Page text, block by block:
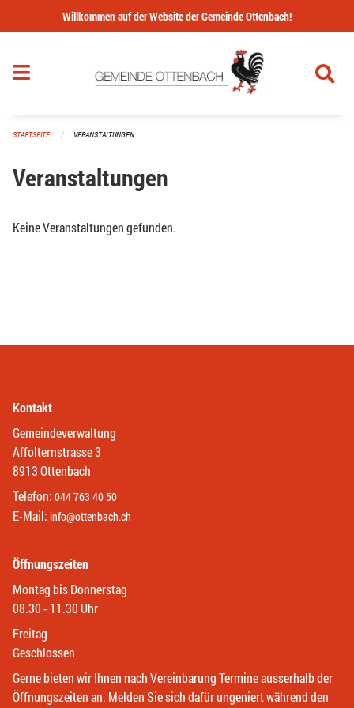
Navigation überspringen
Willkommen auf der Website der Gemeinde Ottenbach!
STARTSEITE VERANSTALTUNGEN
Veranstaltungen
Keine Veranstaltungen gefunden.
Kontakt
Gemeindeverwaltung
Affolternstrasse 3
8913 Ottenbach
Telefon: 044 763 40 50
E-Mail: info@ottenbach.ch
Öffnungszeiten
Montag bis Donnerstag
08.30 - 11.30 Uhr
Freitag
Geschlossen
Gerne bieten wir Ihnen nach Vereinbarung Termine ausserhalb der
Öffnungszeiten an. Melden Sie sich dafür ungeniert während den